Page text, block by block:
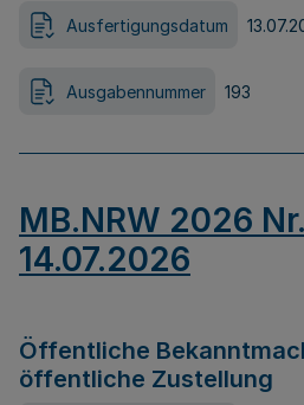
Ausfertigungsdatum
Ausgabennummer 193
MB.NRW 2026
14.07.2026
Öffentliche
öffentliche Zustellung